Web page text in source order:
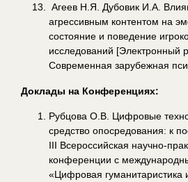
Агеев Н.Я. Дубовик И.А.
агрессивным контентом на
состояние и поведение
исследований [Электронный
Современная зарубежная
Доклады на Конференциях:
Рубцова О.В. Цифровые
средство опосредования: к
III Всероссийская научно-
конференции с
«Цифровая гуманитаристика